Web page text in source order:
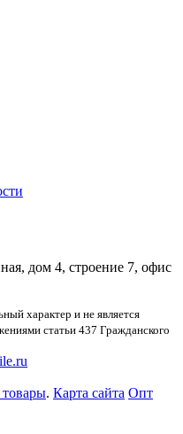
дом 4, строение 7, офис
характер и не является
статьи 437 Гражданского
товары. Карта сайта Опт